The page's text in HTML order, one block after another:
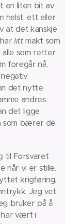
en liten bit av
helst, ett eller
at det kanskje
littmakt som
som retter
foregår nå.
det nytte.
andres
det ligge
som bærer de.
til Forsvaret
når vi er stille.
krigføring.
Jeg vet
bruker på å
har vært i